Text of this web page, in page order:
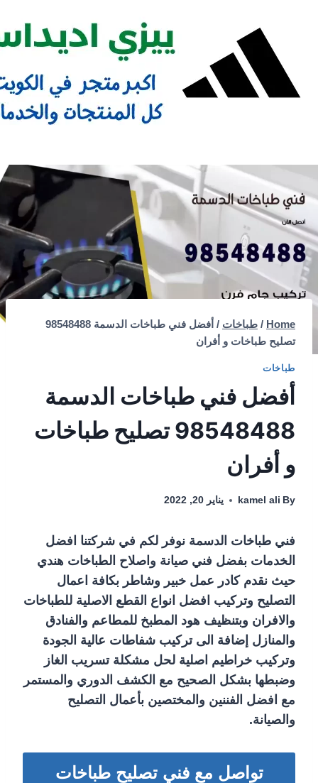
content
Home
/ طباخات /
أفضل فني طباخات الدسمة 98548488
تصليح طباخات و أفران
طباخات
أفضل فني طباخات الدسمة
98548488 تصليح طباخات
و أفران
By
kamel ali يناير 20, 2022
فني طباخات الدسمة نوفر لكم في شركتنا افضل
الخدمات بفضل فني صيانة واصلاح الطباخات هندي
حيث نقدم كادر عمل خبير وشاطر بكافة اعمال
التصليح وتركيب افضل انواع القطع الاصلية للطباخات
والافران وبتنظيف هود المطبخ للمطاعم والفنادق
والمنازل إضافة الى تركيب شفاطات عالية الجودة
وتركيب خراطيم اصلية لحل مشكلة تسريب الغاز
وضبطها بشكل الصحيح مع الكشف الدوري والمستمر
مع افضل الفننين والمختصين بأعمال التصليح
والصيانة.
تواصل مع فني تصليح طباخات